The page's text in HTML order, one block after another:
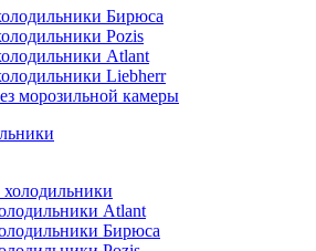
Бирюса
Pozis
Atlant
Liebherr
морозильной камеры
Atlant
Бирюса